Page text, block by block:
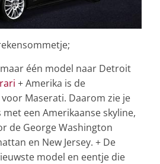
één model naar Detroit
+ Amerika is de
Maserati. Daarom zie je
met een Amerikaanse skyline,
de George Washington
en New Jersey. + De
model en eentje die